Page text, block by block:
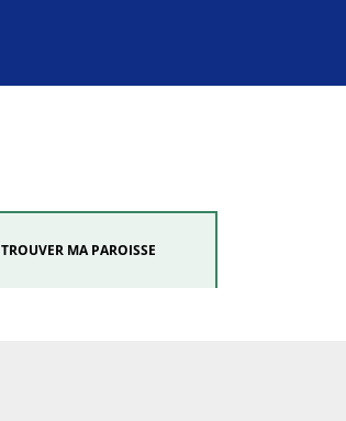
TROUVER MA PAROISSE